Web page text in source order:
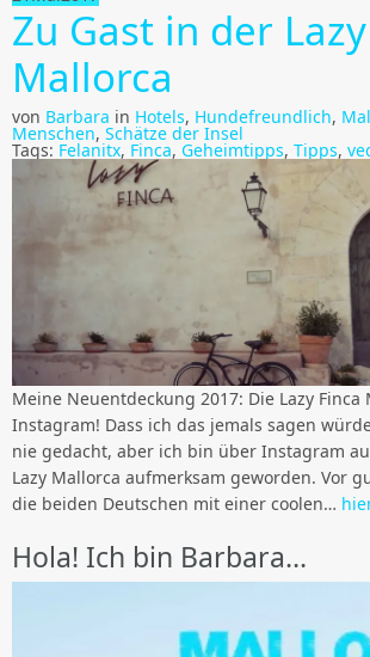
Zu Gast in der
Mallorca
von Barbara in Hotels, Hundefreundlich,
Menschen, Schätze der Insel
Tags: Felanitx, Finca, Geheimtipps, Tipps,
Meine Neuentdeckung 2017: Die Lazy Finca
Instagram! Dass ich das jemals sagen
nie gedacht, aber ich bin über Instagram
Lazy Mallorca aufmerksam geworden. Vor
die beiden Deutschen mit einer coolen…
Hola! Ich bin Barbara…